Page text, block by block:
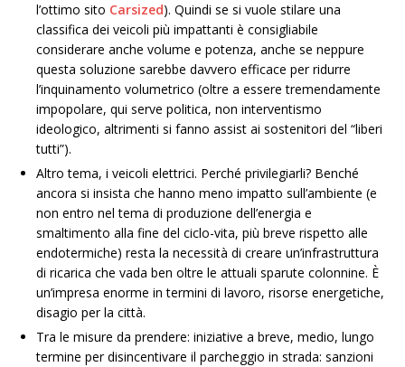
l’ottimo sito Carsized). Quindi se si vuole stilare una
classifica dei veicoli più impattanti è consigliabile
considerare anche volume e potenza, anche se neppure
questa soluzione sarebbe davvero efficace per ridurre
l’inquinamento volumetrico (oltre a essere tremendamente
impopolare, qui serve politica, non interventismo
ideologico, altrimenti si fanno assist ai sostenitori del “liberi
tutti”).
Altro tema, i veicoli elettrici. Perché privilegiarli? Benché
ancora si insista che hanno meno impatto sull’ambiente (e
non entro nel tema di produzione dell’energia e
smaltimento alla fine del ciclo-vita, più breve rispetto alle
endotermiche) resta la necessità di creare un’infrastruttura
di ricarica che vada ben oltre le attuali sparute colonnine. È
un’impresa enorme in termini di lavoro, risorse energetiche,
disagio per la città.
Tra le misure da prendere: iniziative a breve, medio, lungo
termine per disincentivare il parcheggio in strada: sanzioni